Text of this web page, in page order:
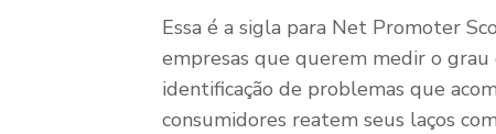
Essa é a sigla para Net Promoter
empresas que querem medir o grau
identificação de problemas que
consumidores reatem seus laços